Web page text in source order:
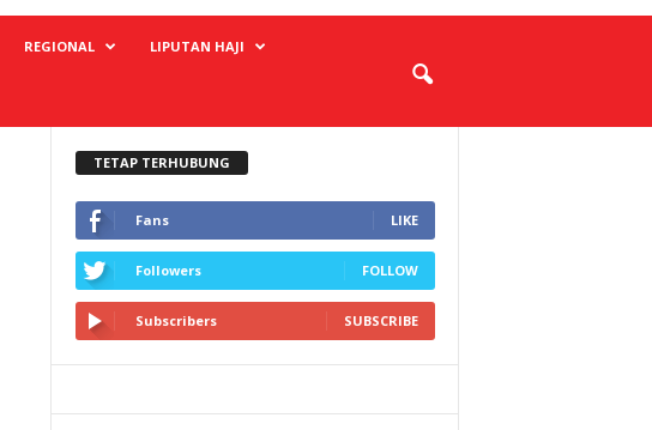
REGIONAL LIPUTAN HAJI
TETAP TERHUBUNG
Fans LIKE
Followers FOLLOW
Subscribers SUBSCRIBE